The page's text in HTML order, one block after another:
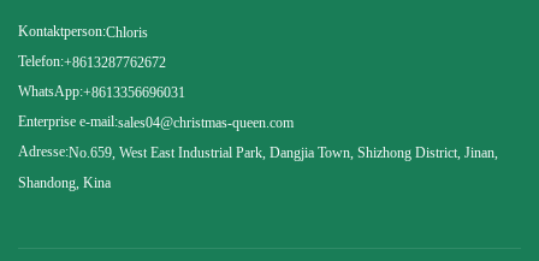
Kontaktperson:Chloris
Telefon:+8613287762672
WhatsApp:+8613356696031
Enterprise e-mail:sales04@christmas-queen.com
Adresse:No.659, West East Industrial Park, Dangjia Town, Shizhong District, Jinan,
Shandong, Kina